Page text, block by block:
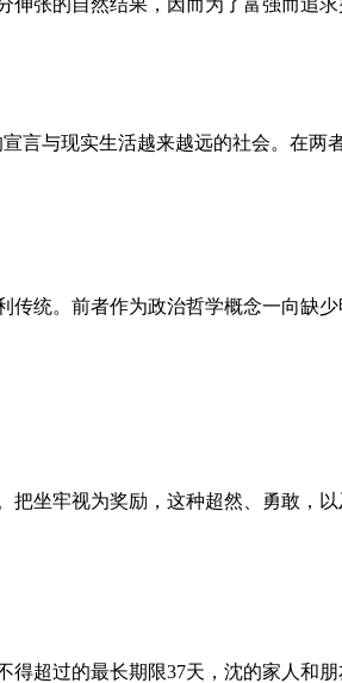
言与现实生活越来越远的社会。在
统。前者作为政治哲学概念一向缺
坐牢视为奖励，这种超然、勇敢，
超过的最长期限37天，沈的家人和